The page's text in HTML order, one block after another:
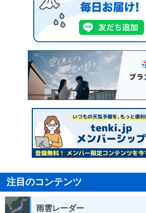
注目のコンテンツ
雨雲レーダー